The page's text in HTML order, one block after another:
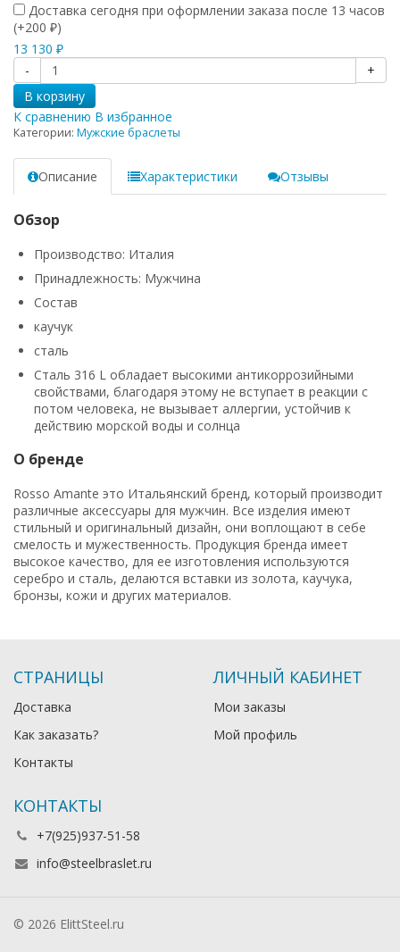
Доставка сегодня при оформлении заказа после 13 часов
(+200 ₽)
13 130 ₽
-
+
В корзину
К сравнению В избранное
Категории: Мужские браслеты
Описание Характеристики Отзывы
Обзор
Производство: Италия
Принадлежность: Мужчина
Состав
каучук
сталь
Сталь 316 L обладает высокими антикоррозийными
свойствами, благодаря этому не вступает в реакции с
потом человека, не вызывает аллергии, устойчив к
действию морской воды и солнца
О бренде
Rosso Amante это Итальянский бренд, который производит
различные аксессуары для мужчин. Все изделия имеют
стильный и оригинальный дизайн, они воплощают в себе
смелость и мужественность. Продукция бренда имеет
высокое качество, для ее изготовления используются
серебро и сталь, делаются вставки из золота, каучука,
бронзы, кожи и других материалов.
СТРАНИЦЫ
Доставка
Как заказать?
Контакты
ЛИЧНЫЙ КАБИНЕТ
Мои заказы
Мой профиль
КОНТАКТЫ
+7(925)937-51-58
info@steelbraslet.ru
© 2026 ElittSteel.ru